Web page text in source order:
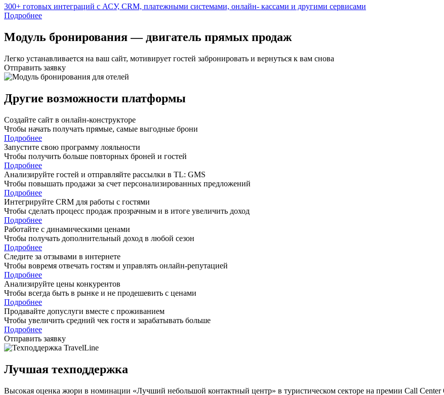
300+ готовых интеграций с АСУ, CRM, платежными системами, онлайн- кассами и другими сервисами
Подробнее
Модуль бронирования — двигатель прямых продаж
Легко устанавливается на ваш сайт, мотивирует гостей забронировать и вернуться к вам снова
Отправить заявку
Другие возможности платформы
Создайте сайт в онлайн-конструкторе
Чтобы начать получать прямые, самые выгодные брони
Подробнее
Запустите свою программу лояльности
Чтобы получить больше повторных броней и гостей
Подробнее
Анализируйте гостей и отправляйте рассылки в TL: GMS
Чтобы повышать продажи за счет персонализированных предложений
Подробнее
Интегрируйте CRM для работы с гостями
Чтобы сделать процесс продаж прозрачным и в итоге увеличить доход
Подробнее
Работайте с динамическими ценами
Чтобы получать дополнительный доход в любой сезон
Подробнее
Следите за отзывами в интернете
Чтобы вовремя отвечать гостям и управлять онлайн-репутацией
Подробнее
Анализируйте цены конкурентов
Чтобы всегда быть в рынке и не продешевить с ценами
Подробнее
Продавайте допуслуги вместе с проживанием
Чтобы увеличить средний чек гостя и зарабатывать больше
Подробнее
Отправить заявку
Лучшая техподдержка
Высокая оценка жюри в номинации «Лучший небольшой контактный центр» в туристическом секторе на премии Call Center